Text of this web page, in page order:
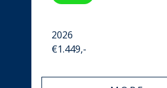
2026
€1.449,-